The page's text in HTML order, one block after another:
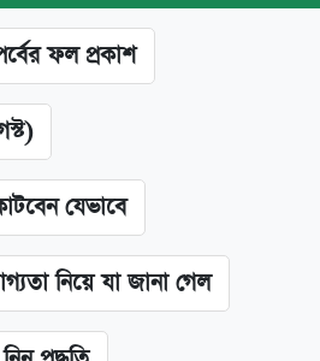
ফল প্রকাশ
যেভাবে
নিয়ে যা জানা গেল